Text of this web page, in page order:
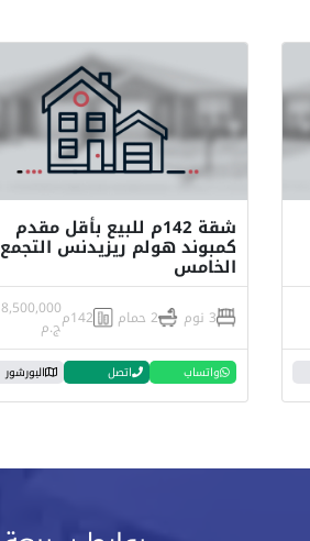
شقة 142م للبيع بأقل مقدم
كمبوند هولم ريزيدنس التجمع
الخامس
3 نوم 2 حمام 142م 8,500,000
ج.م
واتساب اتصل البورشور